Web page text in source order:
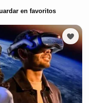
en favoritos